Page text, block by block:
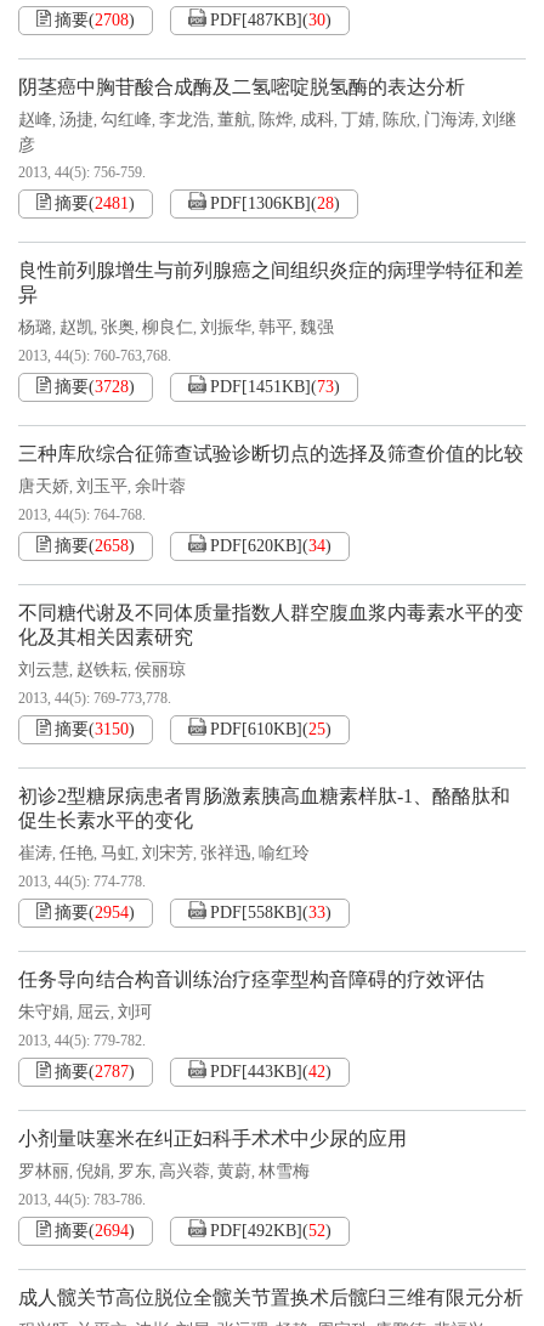
摘要(2708) PDF[487KB](30)
阴茎癌中胸苷酸合成酶及二氢嘧啶脱氢酶的表达分析
赵峰, 汤捷, 勾红峰, 李龙浩, 董航, 陈烨, 成科, 丁婧, 陈欣, 门海涛, 刘继
彦
2013, 44(5): 756-759.
摘要(2481) PDF[1306KB](28)
良性前列腺增生与前列腺癌之间组织炎症的病理学特征和差
异
杨璐, 赵凯, 张奥, 柳良仁, 刘振华, 韩平, 魏强
2013, 44(5): 760-763,768.
摘要(3728) PDF[1451KB](73)
三种库欣综合征筛查试验诊断切点的选择及筛查价值的比较
唐天娇, 刘玉平, 余叶蓉
2013, 44(5): 764-768.
摘要(2658) PDF[620KB](34)
不同糖代谢及不同体质量指数人群空腹血浆内毒素水平的变
化及其相关因素研究
刘云慧, 赵铁耘, 侯丽琼
2013, 44(5): 769-773,778.
摘要(3150) PDF[610KB](25)
初诊2型糖尿病患者胃肠激素胰高血糖素样肽-1、酪酪肽和
促生长素水平的变化
崔涛, 任艳, 马虹, 刘宋芳, 张祥迅, 喻红玲
2013, 44(5): 774-778.
摘要(2954) PDF[558KB](33)
任务导向结合构音训练治疗痉挛型构音障碍的疗效评估
朱守娟, 屈云, 刘珂
2013, 44(5): 779-782.
摘要(2787) PDF[443KB](42)
小剂量呋塞米在纠正妇科手术术中少尿的应用
罗林丽, 倪娟, 罗东, 高兴蓉, 黄蔚, 林雪梅
2013, 44(5): 783-786.
摘要(2694) PDF[492KB](52)
成人髋关节高位脱位全髋关节置换术后髋臼三维有限元分析